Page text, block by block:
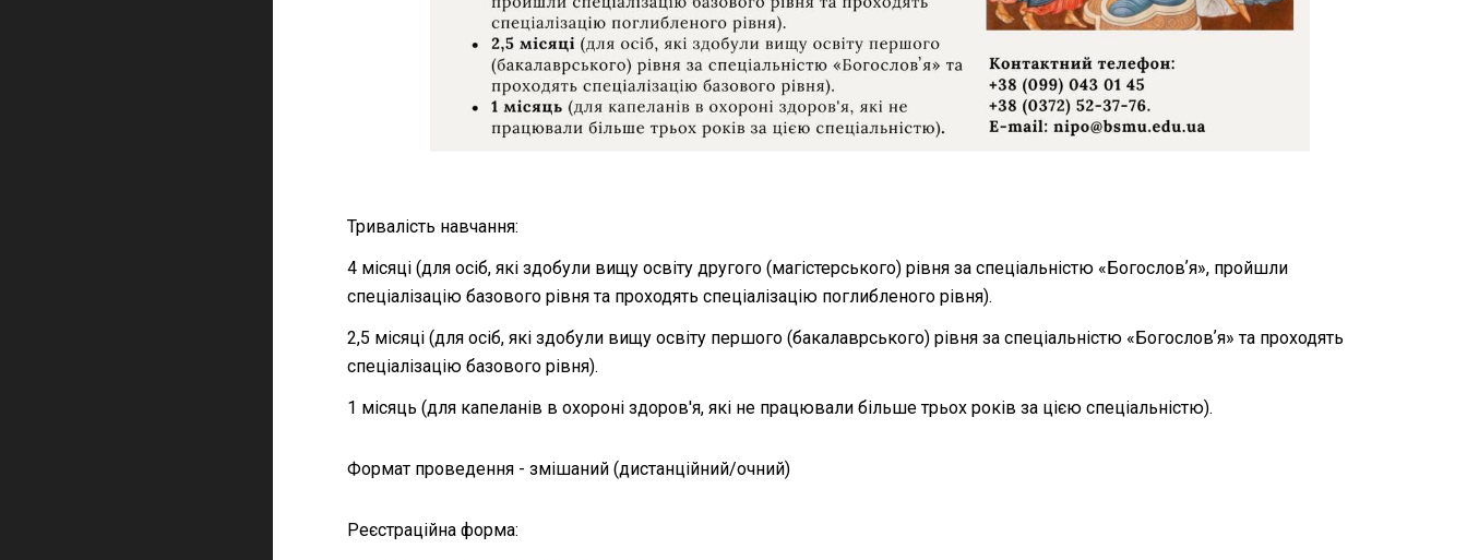
Тривалість навчання:
4 місяці (для осіб, які здобули вищу освіту другого (магістерського) рівня за спеціальністю «Богословʼя», пройшли
спеціалізацію базового рівня та проходять спеціалізацію поглибленого рівня).
2,5 місяці (для осіб, які здобули вищу освіту першого (бакалаврського) рівня за спеціальністю «Богословʼя» та проходять
спеціалізацію базового рівня).
1 місяць (для капеланів в охороні здоров'я, які не працювали більше трьох років за цією спеціальністю).
Формат проведення - змішаний (дистанційний/очний)
Реєстраційна форма: